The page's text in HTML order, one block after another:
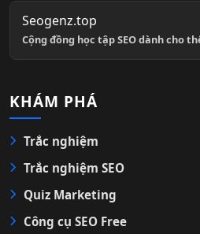
Seogenz.top
Cộng đồng học tập SEO dành cho
KHÁM PHÁ
Trắc nghiệm
Trắc nghiệm SEO
Quiz Marketing
Công cụ SEO Free